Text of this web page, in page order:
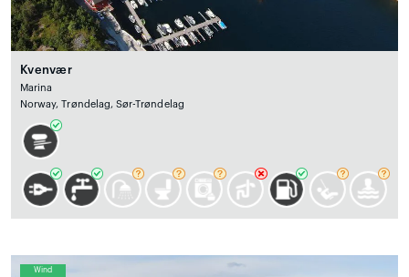
Kvenvær
Marina
Norway, Trøndelag, Sør-Trøndelag
Wind